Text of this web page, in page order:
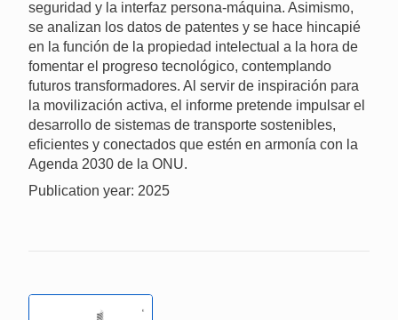
seguridad y la interfaz persona-máquina. Asimismo,
se analizan los datos de patentes y se hace hincapié
en la función de la propiedad intelectual a la hora de
fomentar el progreso tecnológico, contemplando
futuros transformadores. Al servir de inspiración para
la movilización activa, el informe pretende impulsar el
desarrollo de sistemas de transporte sostenibles,
eficientes y conectados que estén en armonía con la
Agenda 2030 de la ONU.
Publication year: 2025